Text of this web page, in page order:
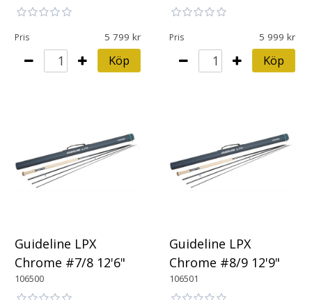
Pris 5 799
Köp
Pris 5 999
Köp
Guideline LPX
Chrome #7/8 12'6"
106500
Guideline LPX
Chrome #8/9 12'9"
106501